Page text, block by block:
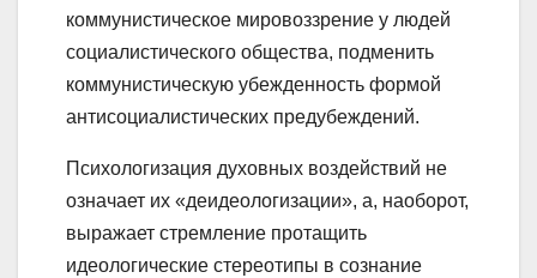
коммунистическое мировоззрение у людей
социалистического общества, подменить
коммунистическую убежденность формой
антисоциалистических предубеждений.
Психологизация духовных воздействий не
означает их «деидеологизации», а, наоборот,
выражает стремление протащить
идеологические стереотипы в сознание